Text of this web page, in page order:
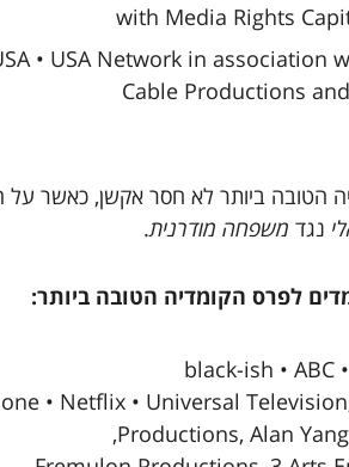
with Media Rights
• USA Network in association
Cable Productions
הטובה ביותר לא חסר אקשן, כאשר על
נגד משפחה מודרנית.
לפרס הקומדיה הטובה ביותר:
black-ish • ABC
• Netflix • Universal
Productions, Alan